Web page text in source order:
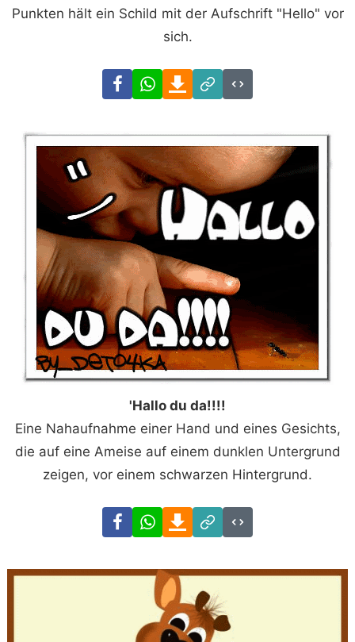
Punkten hält ein Schild mit der Aufschrift "Hello" vor
sich.
FacebookWhatsAppDownload
Link
Code
'Hallo du da!!!!
Eine Nahaufnahme einer Hand und eines Gesichts,
die auf eine Ameise auf einem dunklen Untergrund
zeigen, vor einem schwarzen Hintergrund.
FacebookWhatsAppDownload
Link
Code